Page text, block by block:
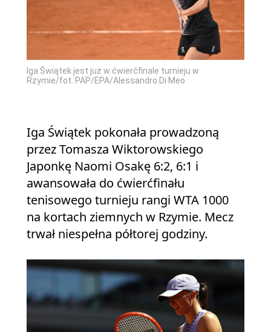
Iga Świątek jest już w ćwierćfinale turnieju w
Rzymie/fot. PAP/EPA/Alessandro Di Meo
Iga Świątek pokonała prowadzoną
przez Tomasza Wiktorowskiego
Japonkę Naomi Osakę 6:2, 6:1 i
awansowała do ćwierćfinału
tenisowego turnieju rangi WTA 1000
na kortach ziemnych w Rzymie. Mecz
trwał niespełna półtorej godziny.